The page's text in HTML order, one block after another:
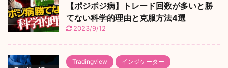
【ポジポジ病】トレード回数が多いと勝
てない科学的理由と克服方法4選
2023/9/12
Tradingview インジケーター